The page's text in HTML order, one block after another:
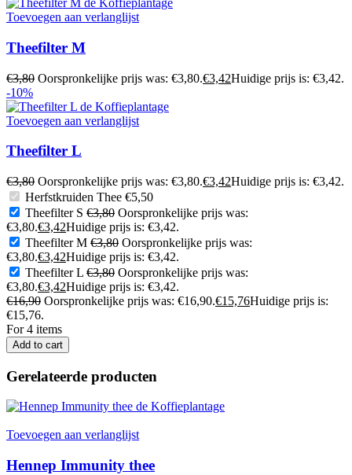
Toevoegen aan verlanglijst
Theefilter M
€3,80 Oorspronkelijke prijs was: €3,80.€3,42Huidige prijs is: €3,42.
-10%
Toevoegen aan verlanglijst
Theefilter L
€3,80 Oorspronkelijke prijs was: €3,80.€3,42Huidige prijs is: €3,42.
Herfstkruiden Thee €5,50
Theefilter S €3,80 Oorspronkelijke prijs was:
€3,80.€3,42Huidige prijs is: €3,42.
Theefilter M €3,80 Oorspronkelijke prijs was:
€3,80.€3,42Huidige prijs is: €3,42.
Theefilter L €3,80 Oorspronkelijke prijs was:
€3,80.€3,42Huidige prijs is: €3,42.
€16,90 Oorspronkelijke prijs was: €16,90.€15,76Huidige prijs is:
€15,76.
For 4 items
Add to cart
Gerelateerde producten
Toevoegen aan verlanglijst
Hennep Immunity thee